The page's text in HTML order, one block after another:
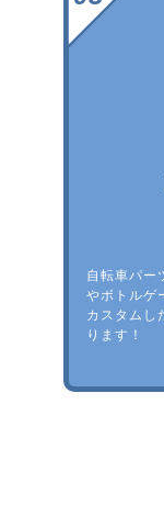
自転車パー
やボトルゲ
カスタムし
ります！